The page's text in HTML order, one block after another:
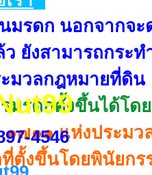
4546
มรดก นอกจากจะ
ยังสามารถกระ
มวลกฎหมายที่ดิน
มรดกตั้งขึ้นได้โด
๑๗๑๑ แห่งประม
ตั้งขึ้นโดยพินัยกร